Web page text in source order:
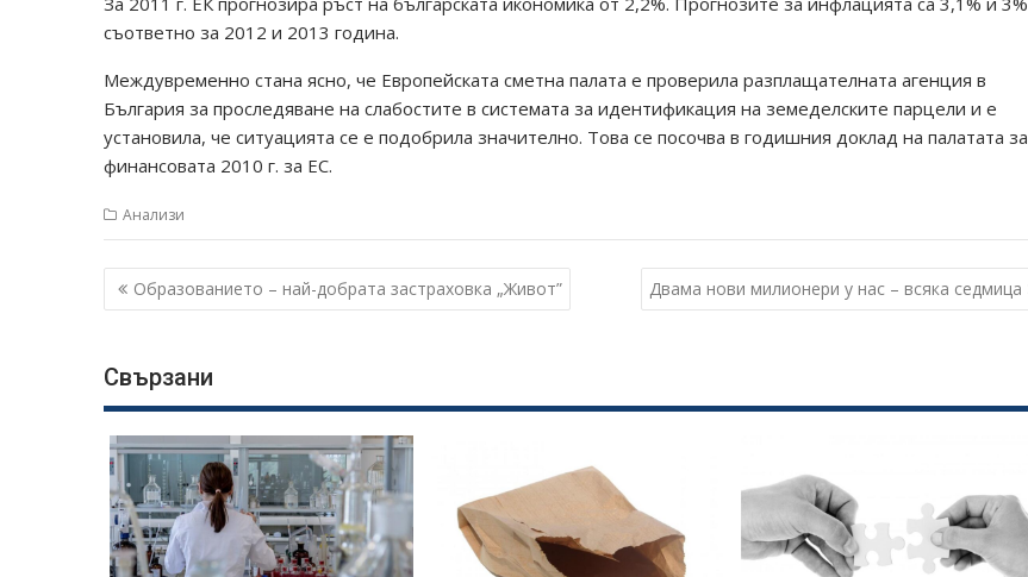
съответно за 2012 и 2013 година.
Междувременно стана ясно, че Европейската сметна палата е проверила разплащателната агенция в
България за проследяване на слабостите в системата за идентификация на земеделските парцели и е
установила, че ситуацията се е подобрила значително. Това се посочва в годишния доклад на палатата за
финансовата 2010 г. за ЕС.
Анализи
Навигация
Образованието – най-добрата застраховка „Живот” Двама нови милионери у нас – всяка седмица
Свързани